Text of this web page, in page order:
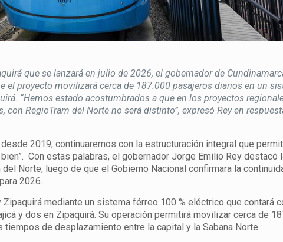
que se lanzará en julio de 2026, el gobernador de
el proyecto movilizará cerca de 187.000 pasajeros diarios en un
“Hemos estado acostumbrados a que en los proyectos
RegioTram del Norte no será distinto”, expresó Rey en
2019, continuaremos con la estructuración integral que
Con estas palabras, el gobernador Jorge Emilio Rey destacó
Norte, luego de que el Gobierno Nacional confirmara la
2026.
Zipaquirá mediante un sistema férreo 100 % eléctrico que contará
y dos en Zipaquirá. Su operación permitirá movilizar cerca de
de desplazamiento entre la capital y la Sabana Norte.